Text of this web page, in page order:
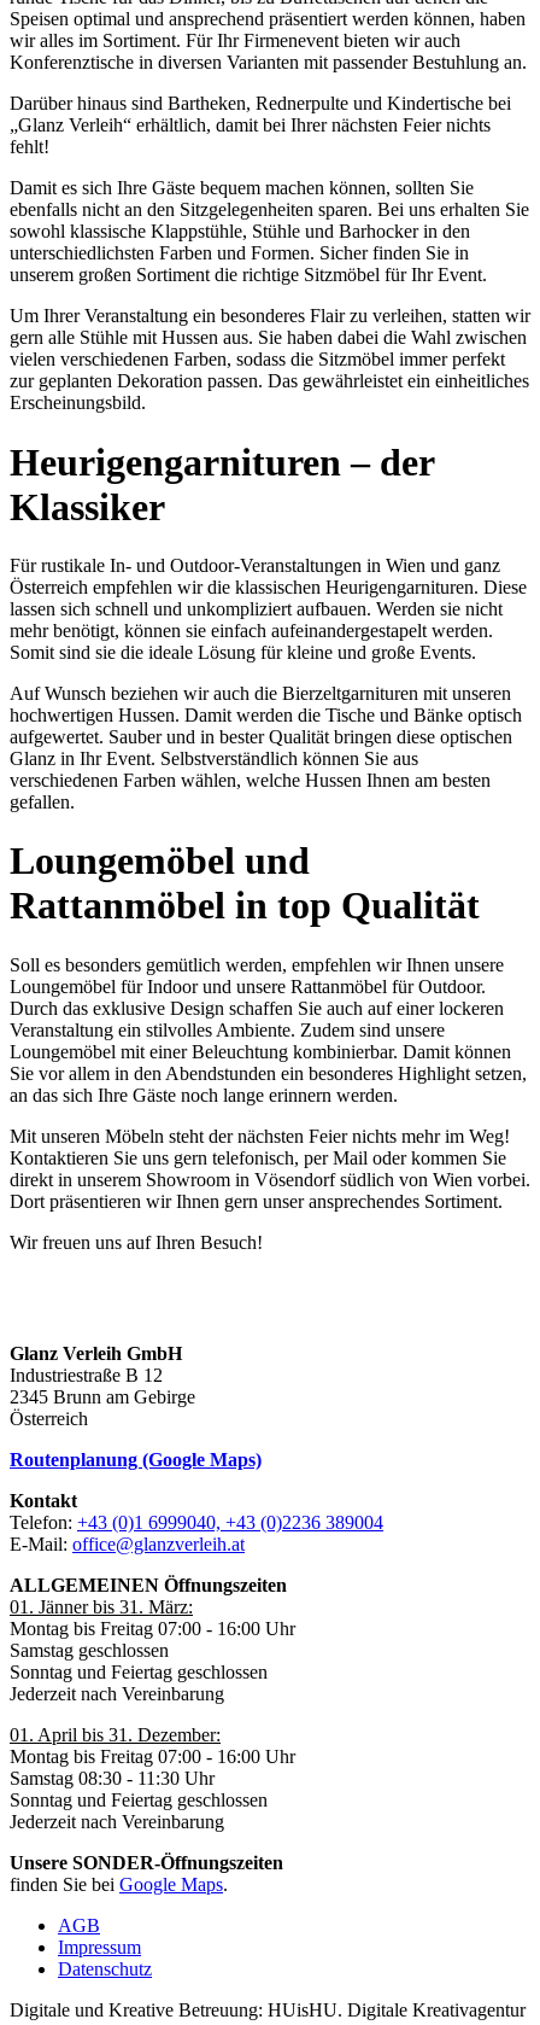
Speisen optimal und ansprechend präsentiert werden können, haben
wir alles im Sortiment. Für Ihr Firmenevent bieten wir auch
Konferenztische in diversen Varianten mit passender Bestuhlung an.
Darüber hinaus sind Bartheken, Rednerpulte und Kindertische bei
„Glanz Verleih“ erhältlich, damit bei Ihrer nächsten Feier nichts
fehlt!
Damit es sich Ihre Gäste bequem machen können, sollten Sie
ebenfalls nicht an den Sitzgelegenheiten sparen. Bei uns erhalten Sie
sowohl klassische Klappstühle, Stühle und Barhocker in den
unterschiedlichsten Farben und Formen. Sicher finden Sie in
unserem großen Sortiment die richtige Sitzmöbel für Ihr Event.
Um Ihrer Veranstaltung ein besonderes Flair zu verleihen, statten wir
gern alle Stühle mit Hussen aus. Sie haben dabei die Wahl zwischen
vielen verschiedenen Farben, sodass die Sitzmöbel immer perfekt
zur geplanten Dekoration passen. Das gewährleistet ein einheitliches
Erscheinungsbild.
Heurigengarnituren – der
Klassiker
Für rustikale In- und Outdoor-Veranstaltungen in Wien und ganz
Österreich empfehlen wir die klassischen Heurigengarnituren. Diese
lassen sich schnell und unkompliziert aufbauen. Werden sie nicht
mehr benötigt, können sie einfach aufeinandergestapelt werden.
Somit sind sie die ideale Lösung für kleine und große Events.
Auf Wunsch beziehen wir auch die Bierzeltgarnituren mit unseren
hochwertigen Hussen. Damit werden die Tische und Bänke optisch
aufgewertet. Sauber und in bester Qualität bringen diese optischen
Glanz in Ihr Event. Selbstverständlich können Sie aus
verschiedenen Farben wählen, welche Hussen Ihnen am besten
gefallen.
Loungemöbel und
Rattanmöbel in top Qualität
Soll es besonders gemütlich werden, empfehlen wir Ihnen unsere
Loungemöbel für Indoor und unsere Rattanmöbel für Outdoor.
Durch das exklusive Design schaffen Sie auch auf einer lockeren
Veranstaltung ein stilvolles Ambiente. Zudem sind unsere
Loungemöbel mit einer Beleuchtung kombinierbar. Damit können
Sie vor allem in den Abendstunden ein besonderes Highlight setzen,
an das sich Ihre Gäste noch lange erinnern werden.
Mit unseren Möbeln steht der nächsten Feier nichts mehr im Weg!
Kontaktieren Sie uns gern telefonisch, per Mail oder kommen Sie
direkt in unserem Showroom in Vösendorf südlich von Wien vorbei.
Dort präsentieren wir Ihnen gern unser ansprechendes Sortiment.
Wir freuen uns auf Ihren Besuch!
Glanz Verleih GmbH
Industriestraße B 12
2345 Brunn am Gebirge
Österreich
Routenplanung (Google Maps)
Kontakt
Telefon: +43 (0)1 6999040, +43 (0)2236 389004
E-Mail: office@glanzverleih.at
ALLGEMEINEN Öffnungszeiten
01. Jänner bis 31. März:
Montag bis Freitag 07:00 - 16:00 Uhr
Samstag geschlossen
Sonntag und Feiertag geschlossen
Jederzeit nach Vereinbarung
01. April bis 31. Dezember:
Montag bis Freitag 07:00 - 16:00 Uhr
Samstag 08:30 - 11:30 Uhr
Sonntag und Feiertag geschlossen
Jederzeit nach Vereinbarung
Unsere SONDER-Öffnungszeiten
finden Sie bei Google Maps.
AGB
Impressum
Datenschutz
Digitale und Kreative Betreuung: HUisHU. Digitale Kreativagentur